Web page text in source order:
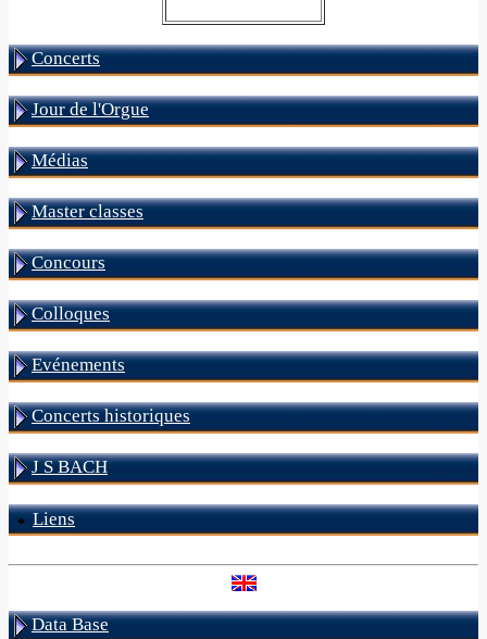
Concerts
Jour de l'Orgue
Médias
Master classes
Concours
Colloques
Evénements
Concerts historiques
J S BACH
Liens
Data Base